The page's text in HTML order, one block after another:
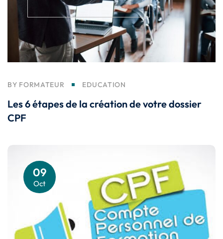
BY FORMATEUR EDUCATION
Les 6 étapes de la création de votre dossier
CPF
09
Oct